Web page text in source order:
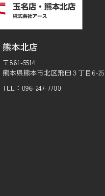
熊本北店
〒861-5514
熊本県熊本市北区飛田３丁目6-
TEL：096-247-7700